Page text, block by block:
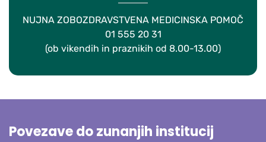
NUJNA ZOBOZDRAVSTVENA MEDICINSKA POMOČ
01 555 20 31
(ob vikendih in praznikih od 8.00-13.00)
Povezave do zunanjih institucij